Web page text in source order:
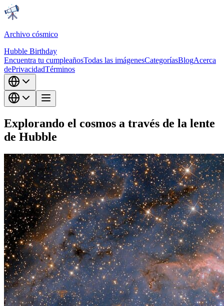
Archivo cósmico
Hubble Birthday
Encuentra tu cumpleañosTodas las imágenesCategoríasBlogAcerca
dePrivacidadTérminos
Explorando el cosmos a través de la lente
de Hubble